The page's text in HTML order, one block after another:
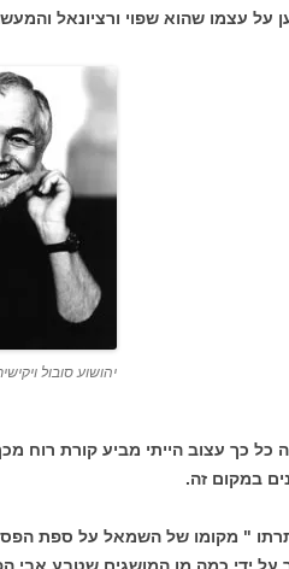
על עצמו שהוא שפוי ורציונאל
יהושוע סובול
כל כך עצוב הייתי מביע קורת רוח
במקום זה.
" מקומו של השמאל על ספת